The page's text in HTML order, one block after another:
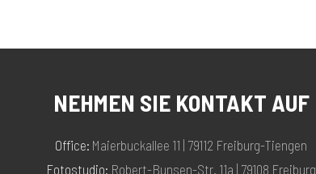
NEHMEN SIE KONTAKT AUF
Office: Maierbuckallee 11 | 79112 Freiburg-Tiengen
Fotostudio: Robert-Bunsen-Str. 11a | 79108 Freiburg